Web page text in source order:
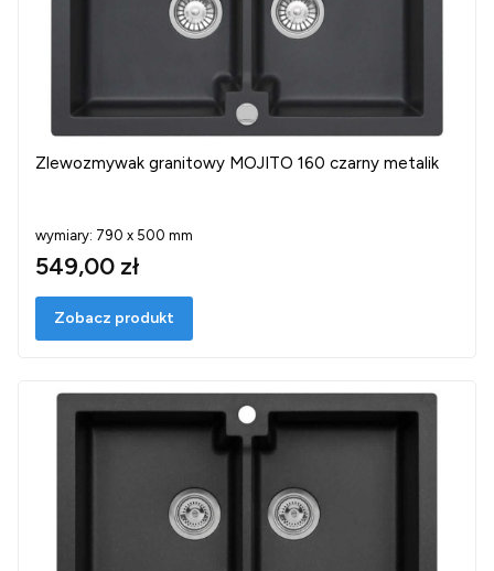
Zlewozmywak granitowy MOJITO 160 czarny metalik
wymiary: 790 x 500 mm
549,00 zł
Zobacz produkt